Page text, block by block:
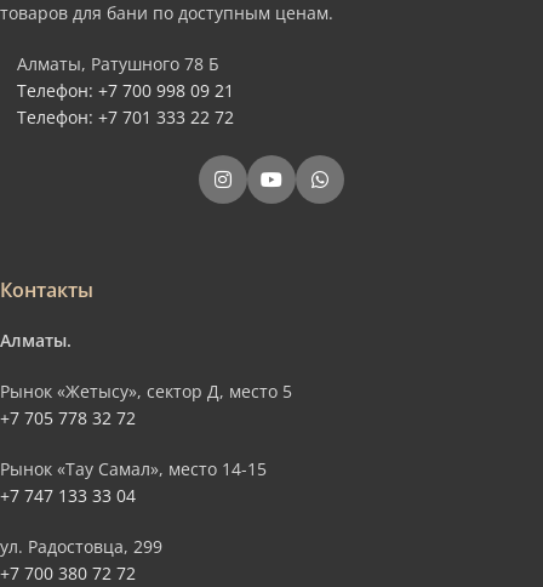
товаров для бани по доступным ценам.
Алматы, Ратушного 78 Б
Телефон: +7 700 998 09 21
Телефон: +7 701 333 22 72
Контакты
Алматы.
Рынок «Жетысу», сектор Д, место 5
+7 705 778 32 72
Рынок «Тау Самал», место 14-15
+7 747 133 33 04
ул. Радостовца, 299
+7 700 380 72 72